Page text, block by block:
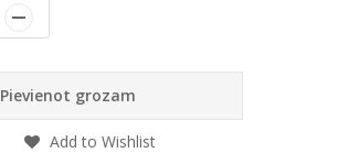
Pievienot grozam
Add to Wishlist